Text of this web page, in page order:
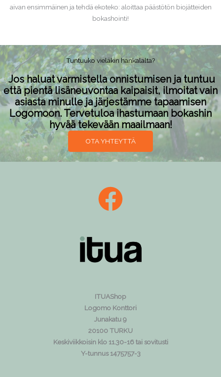
aivan ensimmäinen ja tehdä ekoteko: aloittaa päästötön biojätteiden
bokashointi!
Tuntuuko vieläkin hankalalta?
Jos haluat varmistella onnistumisen ja tuntuu
että pientä lisäneuvontaa kaipaisit, ilmoitat vain
asiasta minulle ja järjestämme tapaamisen
Logomoon. Tervetuloa ihastumaan bokashin
hyvää tekevään maailmaan!
OTA YHTEYTTÄ
ITUAShop
Logomo Konttori
Junakatu 9
20100 TURKU
Keskiviikkoisin klo 11.30-16 tai sovitusti
Y-tunnus 1475757-3